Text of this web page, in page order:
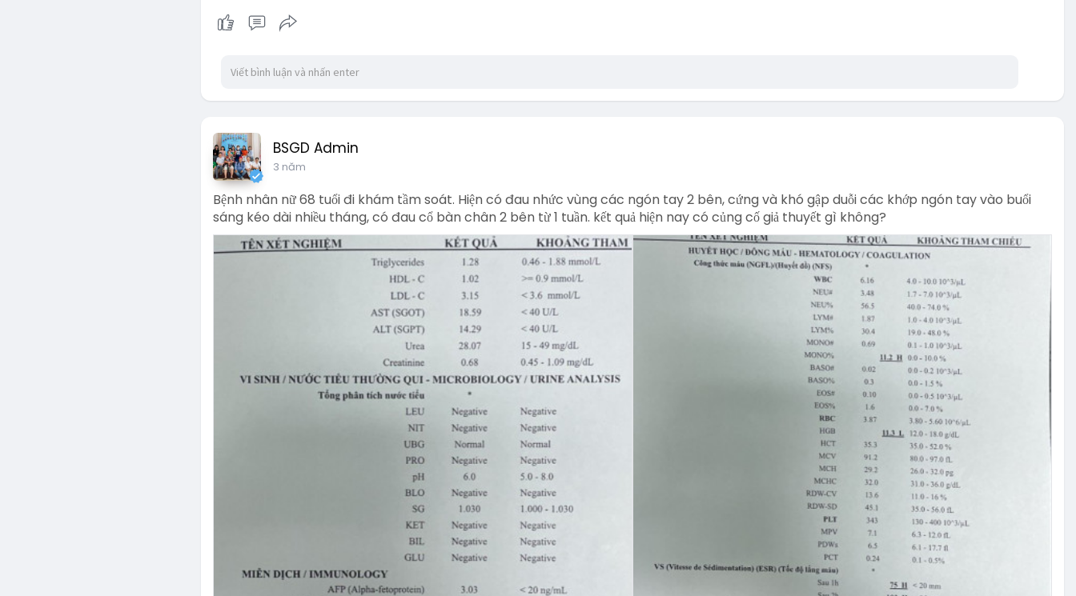
BSGD Admin
3 năm
Bệnh nhân nữ 68 tuổi đi khám tầm soát. Hiện có đau nhức vùng các ngón tay 2 bên, cứng và khó gập duỗi các khớp ngón tay vào buổi
sáng kéo dài nhiều tháng, có đau cổ bàn chân 2 bên từ 1 tuần. kết quả hiện nay có củng cố giả thuyết gì không?